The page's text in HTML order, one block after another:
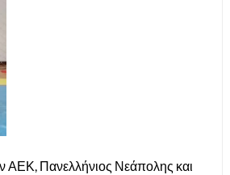
ΑΕΚ, Πανελλήνιος Νεάπολης και